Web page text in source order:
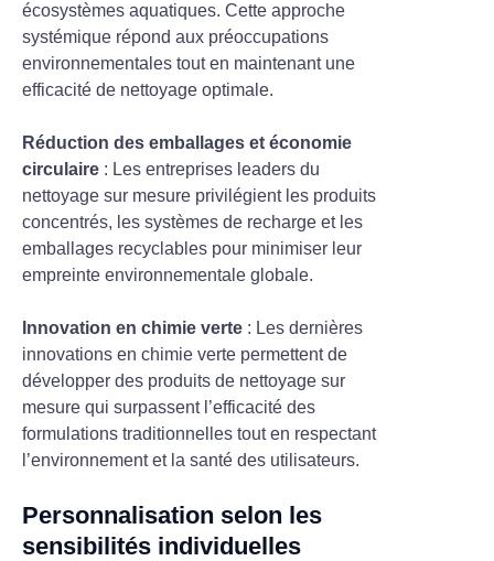
écosystèmes aquatiques. Cette approche
systémique répond aux préoccupations
environnementales tout en maintenant une
efficacité de nettoyage optimale.
Réduction des emballages et économie
circulaire : Les entreprises leaders du
nettoyage sur mesure privilégient les produits
concentrés, les systèmes de recharge et les
emballages recyclables pour minimiser leur
empreinte environnementale globale.
Innovation en chimie verte : Les dernières
innovations en chimie verte permettent de
développer des produits de nettoyage sur
mesure qui surpassent l’efficacité des
formulations traditionnelles tout en respectant
l’environnement et la santé des utilisateurs.
Personnalisation selon les
sensibilités individuelles